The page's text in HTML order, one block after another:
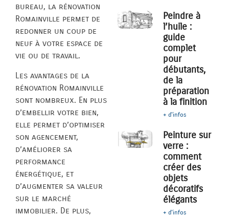
bureau, la rénovation
Romainville permet de
redonner un coup de
neuf à votre espace de
vie ou de travail.
Les avantages de la
rénovation Romainville
sont nombreux. En plus
d’embellir votre bien,
elle permet d’optimiser
son agencement,
d’améliorer sa
performance
énergétique, et
d’augmenter sa valeur
sur le marché
immobilier. De plus,
Peindre à
l’huile :
guide
complet
pour
débutants,
de la
préparation
à la finition
+ d'infos
Peinture sur
verre :
comment
créer des
objets
décoratifs
élégants
+ d'infos